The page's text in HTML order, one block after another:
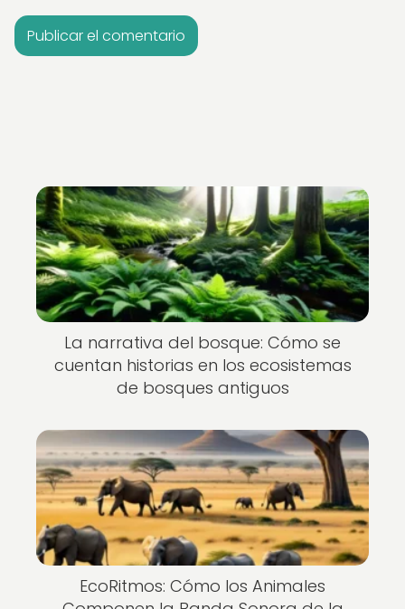
La narrativa del bosque: Cómo se
cuentan historias en los ecosistemas
de bosques antiguos
EcoRitmos: Cómo los Animales